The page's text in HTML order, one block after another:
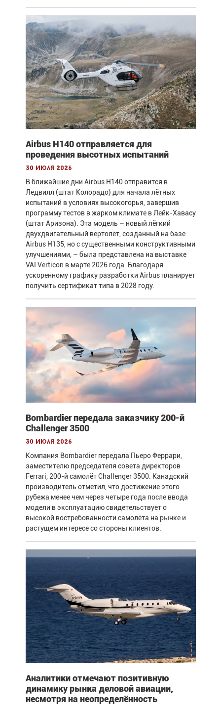
Airbus H140 отправляется для
проведения высотных испытаний
30 июля 2026
В ближайшие дни Airbus H140 отправится в
Ледвилл (штат Колорадо) для начала лётных
испытаний в условиях высокогорья, завершив
программу тестов в жарком климате в Лейк-Хавасу
(штат Аризона). Эта модель – новый лёгкий
двухдвигательный вертолёт, созданный на базе
Airbus H135, но с существенными конструктивными
улучшениями, – была представлена на выставке
VAI Verticon в марте 2026 года. Благодаря
ускоренному графику разработки Airbus планирует
получить сертификат типа в 2028 году.
Bombardier передала заказчику 200-й
Challenger 3500
30 июля 2026
Компания Bombardier передала Пьеро Феррари,
заместителю председателя совета директоров
Ferrari, 200-й самолёт Challenger 3500. Канадский
производитель отметил, что достижение этого
рубежа менее чем через четыре года после ввода
модели в эксплуатацию свидетельствует о
высокой востребованности самолёта на рынке и
растущем интересе со стороны клиентов.
Аналитики отмечают позитивную
динамику рынка деловой авиации,
несмотря на неопределённость